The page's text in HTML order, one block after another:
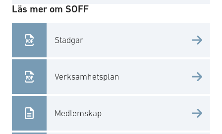
Läs mer om SOFF
Stadgar
Verksamhetsplan
Medlemskap